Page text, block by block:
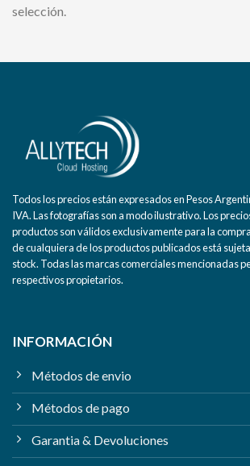
selección.
Todos los precios están expresados en Pesos
IVA. Las fotografías son a modo ilustrativo. Los
productos son válidos exclusivamente para la
de cualquiera de los productos publicados está
stock. Todas las marcas comerciales mencionadas
respectivos propietarios.
INFORMACIÓN
Métodos de envio
Métodos de pago
Garantia & Devoluciones